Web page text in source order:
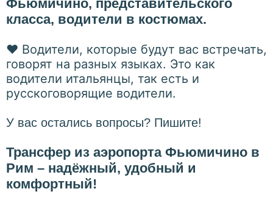
Фьюмичино, представительского
класса, водители в костюмах.
❤ Водители, которые будут вас встречать,
говорят на разных языках. Это как
водители итальянцы, так есть и
русскоговорящие водители.
У вас остались вопросы? Пишите!
Трансфер из аэропорта Фьюмичино в
Рим – надёжный, удобный и
комфортный!